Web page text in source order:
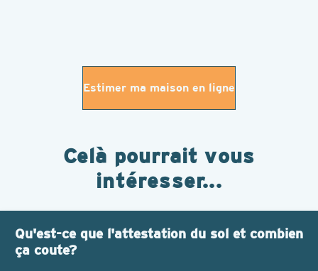
Estimer ma maison en ligne
Celà pourrait vous
intéresser...
Qu'est-ce que l'attestation du sol et combien
ça coute?